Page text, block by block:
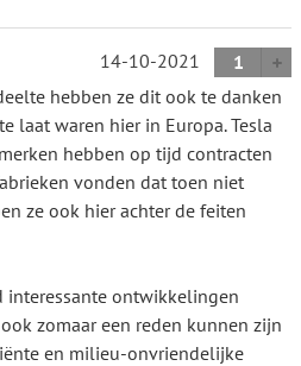
14-10-2021
1
hebben ze dit ook te danken
laat waren hier in Europa. Tesla
hebben op tijd contracten
vonden dat toen niet
ze ook hier achter de feiten
interessante ontwikkelingen
zomaar een reden kunnen zijn
en milieu-onvriendelijke